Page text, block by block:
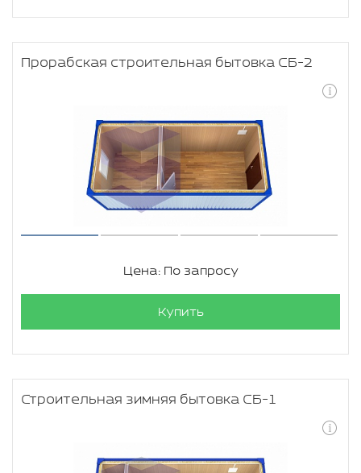
Прорабская строительная бытовка СБ-2
Цена: По запросу
Купить
Строительная зимняя бытовка СБ-1